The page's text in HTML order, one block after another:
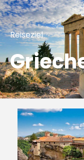
Reiseziel